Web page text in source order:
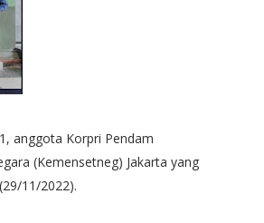
anggota Korpri Pendam
(Kemensetneg) Jakarta yang
11/2022).